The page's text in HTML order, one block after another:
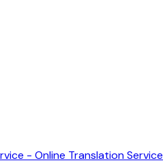
- Online Translation Service